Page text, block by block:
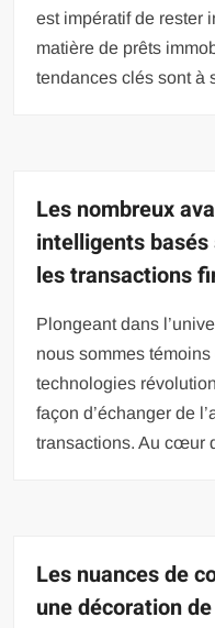
est impératif de rester
matière de prêts
tendances clés sont à
Les nombreux
intelligents
les transactions
Plongeant dans
nous sommes témoins
technologies
façon d’échanger de
transactions. Au cœur
Les nuances de
une décoration